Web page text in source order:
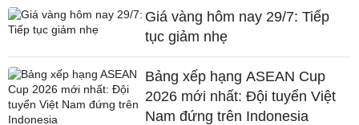
Giá vàng hôm nay 29/7: Tiếp
tục giảm nhẹ
Bảng xếp hạng ASEAN Cup
2026 mới nhất: Đội tuyển Việt
Nam đứng trên Indonesia